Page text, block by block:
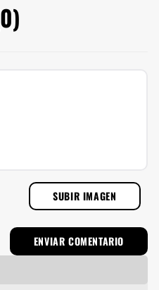
0)
SUBIR IMAGEN